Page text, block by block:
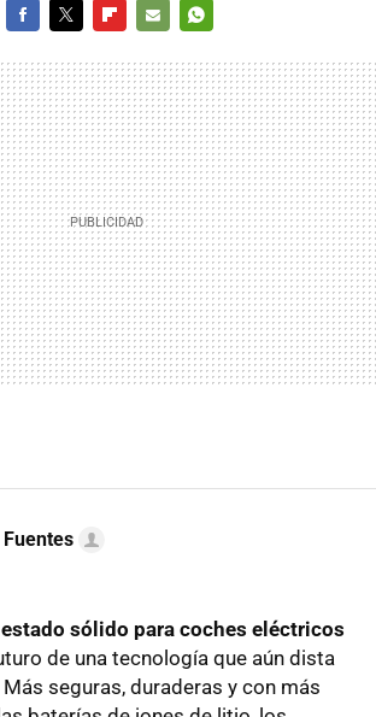
MAIL
sólido para coches eléctricos
de una tecnología que aún dista
seguras, duraderas y con más